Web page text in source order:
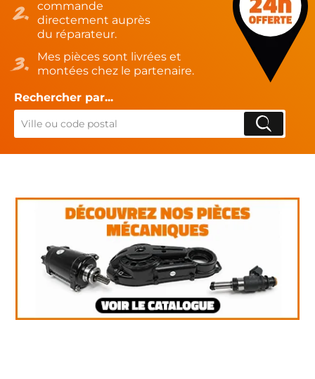
commande
directement auprès
du réparateur.
Mes pièces sont livrées et
montées chez le partenaire.
Rechercher par...